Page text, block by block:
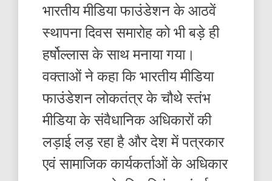
भारतीय मीडिया फाउंडेशन के आठवें
स्थापना दिवस समारोह को भी बड़े ही
हर्षोल्लास के साथ मनाया गया।
वक्ताओं ने कहा कि भारतीय मीडिया
फाउंडेशन लोकतंत्र के चौथे स्तंभ
मीडिया के संवैधानिक अधिकारों की
लड़ाई लड़ रहा है और देश में पत्रकार
एवं सामाजिक कार्यकर्ताओं के अधिकार